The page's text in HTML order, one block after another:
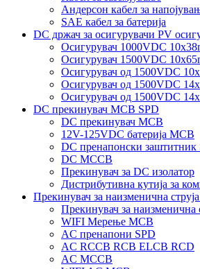
Андерсон кабел за
SAE кабел за батерија
DC држач за осигурувачи PV
Осигурувач 1000VDC
Осигурувач 1500VDC
Осигурувач од 1500VDC
Осигурувач од 1500VDC
Осигурувач од 1500VDC
DC прекинувач MCB SPD
DC прекинувач MCB
12V-125VDC батерија MCB
DC пренапонски заштитник
DC MCCB
Прекинувач за DC изолатор
Дистрибутивна кутија за
Прекинувач за наизменична
Прекинувач за наизменична
WIFI Мерење MCB
AC пренапони SPD
AC RCCB RCB ELCB RCD
AC MCCB